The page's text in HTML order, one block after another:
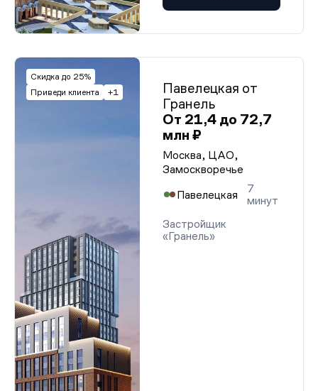
Скидка до 25%
Приведи клиента
+1
Павелецкая от
Гранель
От 21,4 до 72,7
млн ₽
Москва, ЦАО,
Замоскворечье
Павелецкая
7
минут
Застройщик
«Гранель»